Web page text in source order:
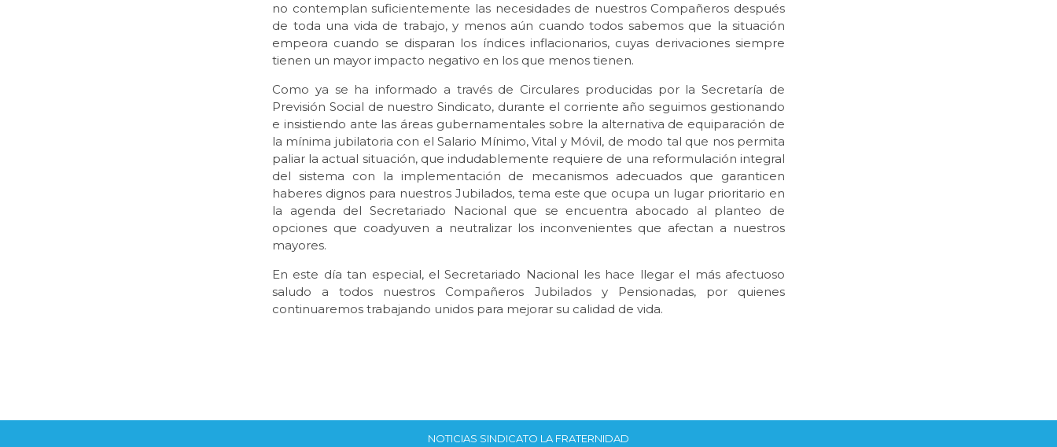
no contemplan suficientemente las necesidades de nuestros Compañeros después
de toda una vida de trabajo, y menos aún cuando todos sabemos que la situación
empeora cuando se disparan los índices inflacionarios, cuyas derivaciones siempre
tienen un mayor impacto negativo en los que menos tienen.
Como ya se ha informado a través de Circulares producidas por la Secretaría de
Previsión Social de nuestro Sindicato, durante el corriente año seguimos gestionando
e insistiendo ante las áreas gubernamentales sobre la alternativa de equiparación de
la mínima jubilatoria con el Salario Mínimo, Vital y Móvil, de modo tal que nos permita
paliar la actual situación, que indudablemente requiere de una reformulación integral
del sistema con la implementación de mecanismos adecuados que garanticen
haberes dignos para nuestros Jubilados, tema este que ocupa un lugar prioritario en
la agenda del Secretariado Nacional que se encuentra abocado al planteo de
opciones que coadyuven a neutralizar los inconvenientes que afectan a nuestros
mayores.
En este día tan especial, el Secretariado Nacional les hace llegar el más afectuoso
saludo a todos nuestros Compañeros Jubilados y Pensionadas, por quienes
continuaremos trabajando unidos para mejorar su calidad de vida.
NOTICIAS SINDICATO LA FRATERNIDAD